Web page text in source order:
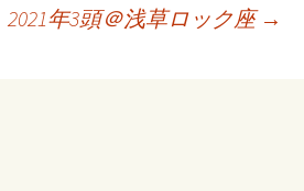
2021年3頭＠浅草ロック座 →